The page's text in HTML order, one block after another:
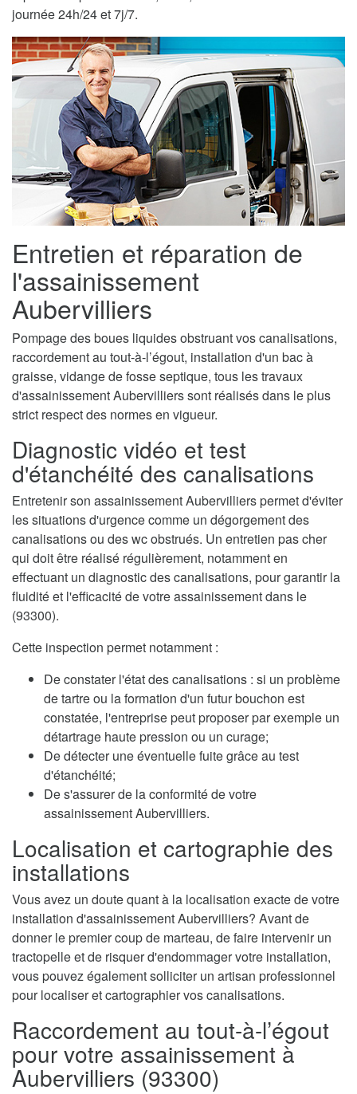
journée 24h/24 et 7j/7.
Entretien et réparation de
l'assainissement
Aubervilliers
Pompage des boues liquides obstruant vos canalisations,
raccordement au tout-à-l’égout, installation d'un bac à
graisse, vidange de fosse septique, tous les travaux
d'assainissement Aubervilliers sont réalisés dans le plus
strict respect des normes en vigueur.
Diagnostic vidéo et test
d'étanchéité des canalisations
Entretenir son assainissement Aubervilliers permet d'éviter
les situations d'urgence comme un dégorgement des
canalisations ou des wc obstrués. Un entretien pas cher
qui doit être réalisé régulièrement, notamment en
effectuant un diagnostic des canalisations, pour garantir la
fluidité et l'efficacité de votre assainissement dans le
(93300).
Cette inspection permet notamment :
De constater l'état des canalisations : si un problème
de tartre ou la formation d'un futur bouchon est
constatée, l'entreprise peut proposer par exemple un
détartrage haute pression ou un curage;
De détecter une éventuelle fuite grâce au test
d'étanchéité;
De s'assurer de la conformité de votre
assainissement Aubervilliers.
Localisation et cartographie des
installations
Vous avez un doute quant à la localisation exacte de votre
installation d'assainissement Aubervilliers? Avant de
donner le premier coup de marteau, de faire intervenir un
tractopelle et de risquer d'endommager votre installation,
vous pouvez également solliciter un artisan professionnel
pour localiser et cartographier vos canalisations.
Raccordement au tout-à-l’égout
pour votre assainissement à
Aubervilliers (93300)